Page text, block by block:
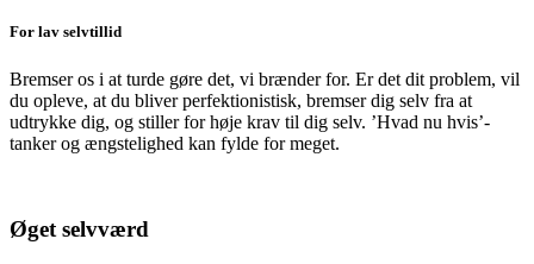
For lav selvtillid
Bremser os i at turde gøre det, vi brænder for. Er det dit problem, vil
du opleve, at du bliver perfektionistisk, bremser dig selv fra at
udtrykke dig, og stiller for høje krav til dig selv. ’Hvad nu hvis’-
tanker og ængstelighed kan fylde for meget.
Øget selvværd